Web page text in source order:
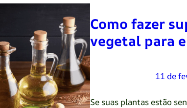
Como fazer
vegetal para
Renato Oliveira 11 de
Se suas plantas estão